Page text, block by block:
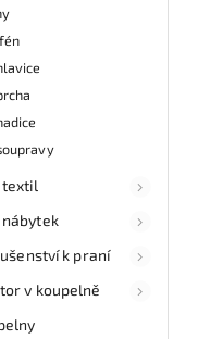
textil
nábytek
k praní
v koupelně